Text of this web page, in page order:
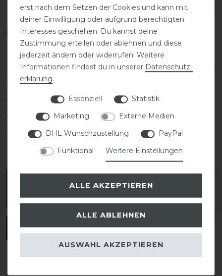
Kundenrezensionen (0)
5
4
0
3
0
2
0
1
Melde dich an, um eine Kundenrezension zu
verfassen.
ANMELDEN
erst nach dem Setzen der Cookies und kann mit
deiner Einwilligung oder aufgrund berechtigten
Interesses geschehen. Du kannst deine
Zustimmung erteilen oder ablehnen und diese
jederzeit ändern oder widerrufen. Weitere
Informationen findest du in unserer Daten­schutz­
erklärung.
Essenziell
Statistik
Marketing
Externe Medien
DHL Wunschzustellung
PayPal
Funktional
Weitere Einstellungen
ALLE AKZEPTIEREN
ALLE ABLEHNEN
AUSWAHL AKZEPTIEREN